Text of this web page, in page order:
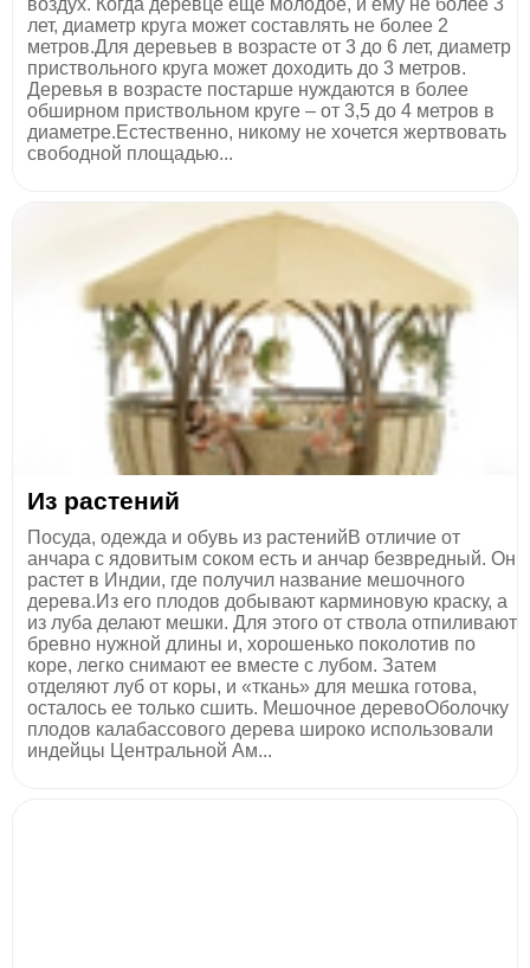
лет, диаметр круга может составлять не более 2
метров.Для деревьев в возрасте от 3 до 6 лет, диаметр
приствольного круга может доходить до 3 метров.
Деревья в возрасте постарше нуждаются в более
обширном приствольном круге – от 3,5 до 4 метров в
диаметре.Естественно, никому не хочется жертвовать
свободной площадью...
Из растений
Посуда, одежда и обувь из растенийВ отличие от
анчара с ядовитым соком есть и анчар безвредный. Он
растет в Индии, где получил название мешочного
дерева.Из его плодов добывают карминовую краску, а
из луба делают мешки. Для этого от ствола отпиливают
бревно нужной длины и, хорошенько поколотив по
коре, легко снимают ее вместе с лубом. Затем
отделяют луб от коры, и «ткань» для мешка готова,
осталось ее только сшить. Мешочное деревоОболочку
плодов калабассового дерева широко использовали
индейцы Центральной Ам...